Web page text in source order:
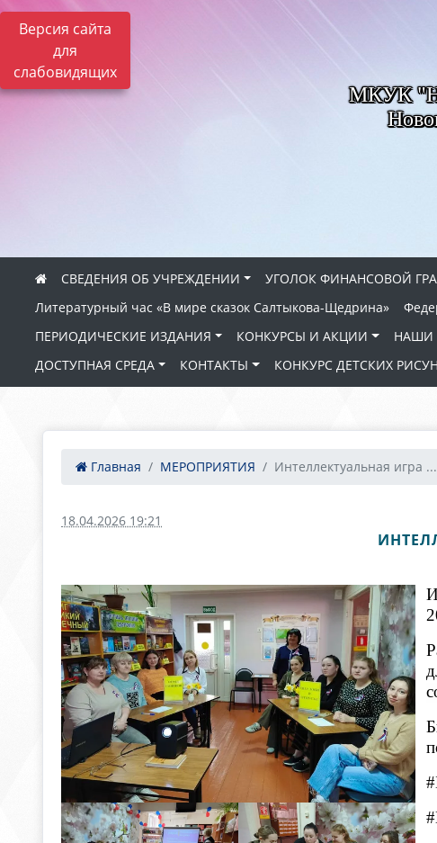
Версия сайта
для
слабовидящих
МКУК
СВЕДЕНИЯ ОБ УЧРЕЖДЕНИИ УГОЛОК ФИНАНСОВОЙ
Литературный час «В мире сказок Салтыкова-Щедрина»
ПЕРИОДИЧЕСКИЕ ИЗДАНИЯ
КОНКУРСЫ И АКЦИИ НАШИ
ДОСТУПНАЯ СРЕДА
КОНТАКТЫ КОНКУРС ДЕТСКИХ
Главная МЕРОПРИЯТИЯ Интеллектуальная игра ...
18.04.2026 19:21